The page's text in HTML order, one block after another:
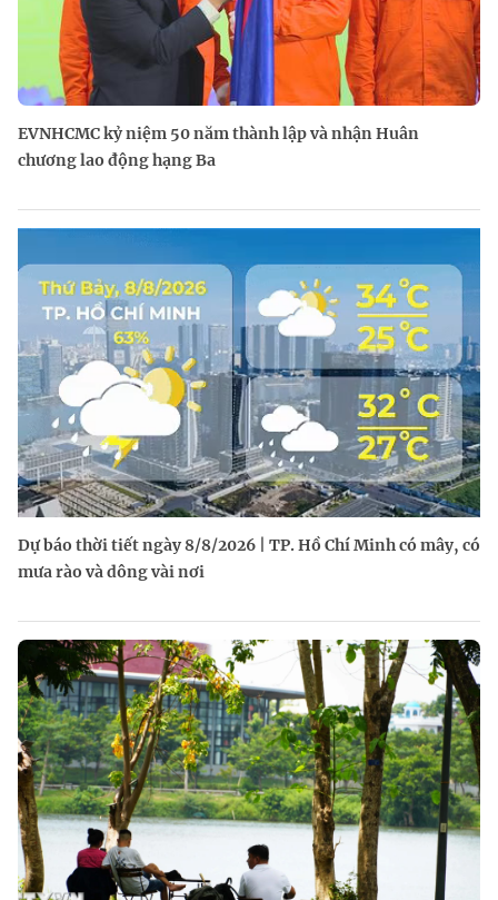
EVNHCMC kỷ niệm 50 năm thành lập và nhận Huân
chương lao động hạng Ba
Dự báo thời tiết ngày 8/8/2026 | TP. Hồ Chí Minh có mây, có
mưa rào và dông vài nơi